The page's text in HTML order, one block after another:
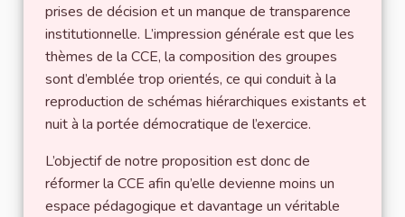
prises de décision et un manque de transparence
institutionnelle. L’impression générale est que les
thèmes de la CCE, la composition des groupes
sont d’emblée trop orientés, ce qui conduit à la
reproduction de schémas hiérarchiques existants et
nuit à la portée démocratique de l’exercice.
L’objectif de notre proposition est donc de
réformer la CCE afin qu’elle devienne moins un
espace pédagogique et davantage un véritable